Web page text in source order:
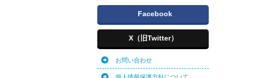
Facebook
X（旧Twitter）
お問い合わせ